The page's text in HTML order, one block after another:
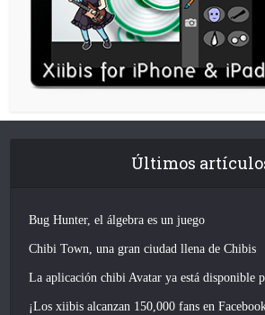
Últimos
Bug Hunter, el álgebra es un juego
Chibi Town, una gran ciudad llena de Chibis
La aplicación chibi Avatar ya está disponible
¡Los xiibis alcanzan 150,000 fans en